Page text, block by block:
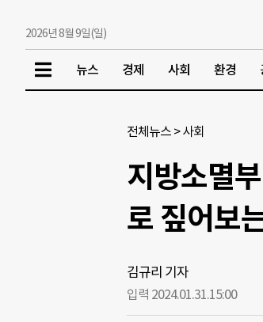
2026년 8월 9일(일)
뉴스 경제 사회 환경
전체뉴스 >사회
지방소멸
로 짚어보
김규리 기자
입력 2024.01.31.15:00